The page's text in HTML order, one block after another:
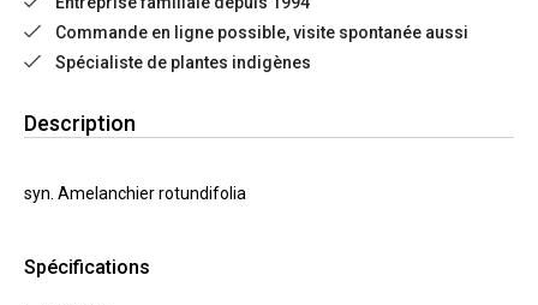
Commande en ligne possible, visite spontanée aussi
Spécialiste de plantes indigènes
Description
syn. Amelanchier rotundifolia
Spécifications